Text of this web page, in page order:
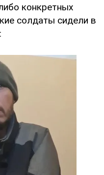
конкретных
солдаты сидели в